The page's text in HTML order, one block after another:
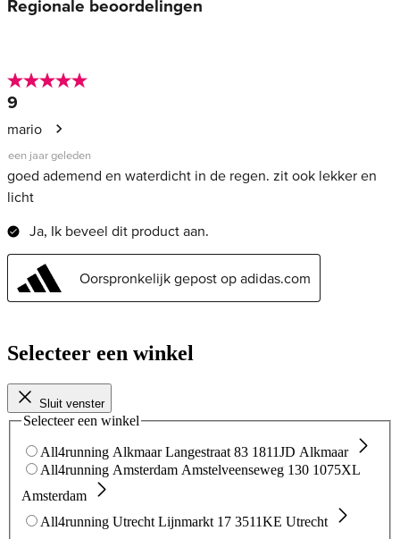
Selecteer een winkel
Sluit venster
Selecteer een winkel
All4running Alkmaar Langestraat 83 1811JD Alkmaar
All4running Amsterdam Amstelveenseweg 130 1075XL
Amsterdam
All4running Utrecht Lijnmarkt 17 3511KE Utrecht